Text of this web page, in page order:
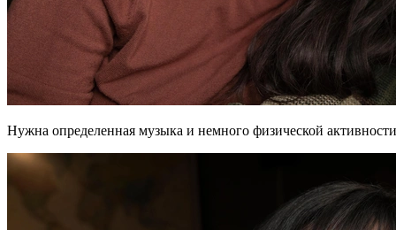
Нужна определенная музыка и немного физической активности